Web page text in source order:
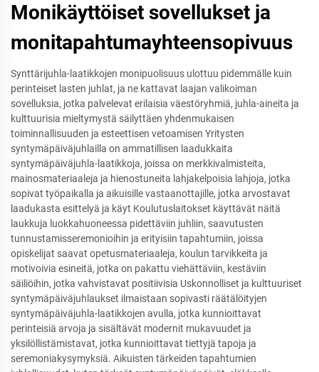
Monikäyttöiset sovellukset ja
monitapahtumayhteensopivuus
Synttärijuhla-laatikkojen monipuolisuus ulottuu pidemmälle kuin
perinteiset lasten juhlat, ja ne kattavat laajan valikoiman
sovelluksia, jotka palvelevat erilaisia väestöryhmiä, juhla-aineita ja
kulttuurisia mieltymystä säilyttäen yhdenmukaisen
toiminnallisuuden ja esteettisen vetoamisen Yritysten
syntymäpäiväjuhlailla on ammatillisen laadukkaita
syntymäpäiväjuhla-laatikkoja, joissa on merkkivalmisteita,
mainosmateriaaleja ja hienostuneita lahjakelpoisia lahjoja, jotka
sopivat työpaikalla ja aikuisille vastaanottajille, jotka arvostavat
laadukasta esittelyä ja käyt Koulutuslaitokset käyttävät näitä
laukkuja luokkahuoneessa pidettäviin juhliin, saavutusten
tunnustamisseremonioihin ja erityisiin tapahtumiin, joissa
opiskelijat saavat opetusmateriaaleja, koulun tarvikkeita ja
motivoivia esineitä, jotka on pakattu viehättäviin, kestäviin
säiliöihin, jotka vahvistavat positiivisia Uskonnolliset ja kulttuuriset
syntymäpäiväjuhlaukset ilmaistaan sopivasti räätälöityjen
syntymäpäiväjuhla-laatikkojen avulla, jotka kunnioittavat
perinteisiä arvoja ja sisältävät modernit mukavuudet ja
yksilöllistämistavat, jotka kunnioittavat tiettyjä tapoja ja
seremoniakysymyksiä. Aikuisten tärkeiden tapahtumien